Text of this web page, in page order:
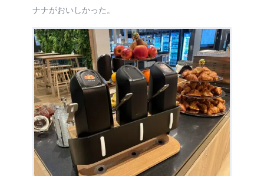
ナナがおいしかった。